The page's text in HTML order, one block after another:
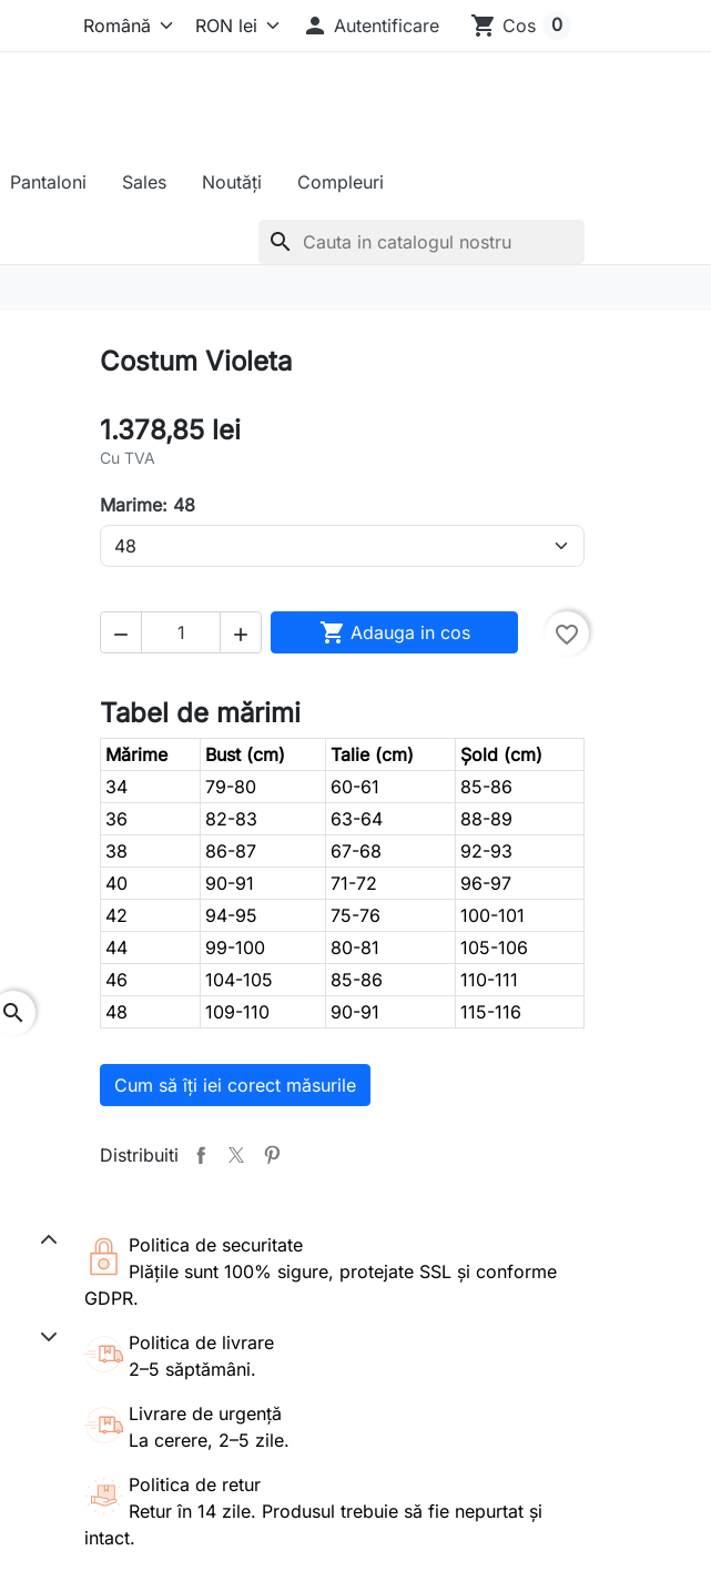
 Autentificare shopping_cart Cos 0
Pantaloni Sales Noutăți Compleuri
search
search
Costum Violeta
1.378,85 lei
Cu TVA
Marime: 48
   Adauga in cos favorite_border
Tabel de mărimi
Mărime Bust (cm) Talie (cm)
Șold (cm)
34
79-80 60-61
85-86
36
82-83 63-64
88-89
38
86-87 67-68
92-93
40
90-91 71-72
96-97
42
94-95 75-76
100-101
44
99-100 80-81
105-106
46
104-105 85-86
110-111
48
109-110 90-91 115-116
Cum să îți iei corect măsurile
Distribuiti
Politica de securitate
Plățile sunt 100% sigure, protejate SSL și conforme
GDPR.
Politica de livrare
2–5 săptămâni.
Livrare de urgență
La cerere, 2–5 zile.
Politica de retur
Retur în 14 zile. Produsul trebuie să fie nepurtat și
intact.